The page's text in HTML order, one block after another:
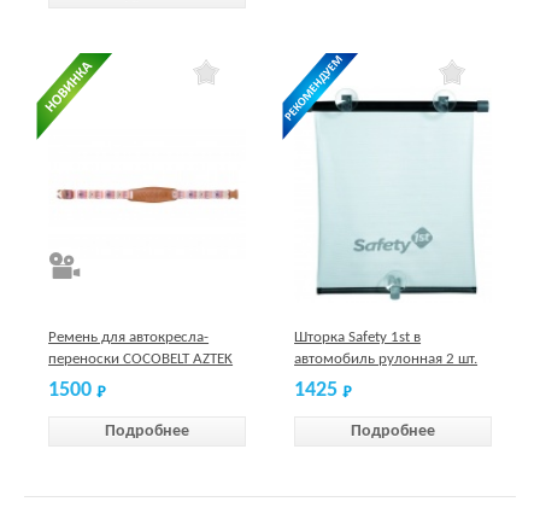
Ремень для автокресла-
переноски COCOBELT AZTEK
1500
Подробнее
Шторка Safety 1st в
автомобиль рулонная 2 шт.
1425
Подробнее